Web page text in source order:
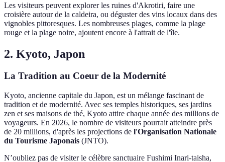
Les visiteurs peuvent explorer les ruines d'Akrotiri, faire une
croisière autour de la caldeira, ou déguster des vins locaux dans des
vignobles pittoresques. Les nombreuses plages, comme la plage
rouge et la plage noire, ajoutent encore à l'attrait de l'île.
2. Kyoto, Japon
La Tradition au Coeur de la Modernité
Kyoto, ancienne capitale du Japon, est un mélange fascinant de
tradition et de modernité. Avec ses temples historiques, ses jardins
zen et ses maisons de thé, Kyoto attire chaque année des millions de
voyageurs. En 2026, le nombre de visiteurs pourrait atteindre près
de 20 millions, d'après les projections de l'Organisation Nationale
du Tourisme Japonais (JNTO).
N’oubliez pas de visiter le célèbre sanctuaire Fushimi Inari-taisha,